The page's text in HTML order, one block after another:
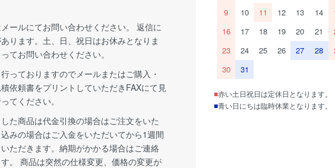
ールにてお問い合わせください。 返信に
ります。土、日、祝日はお休みとなりま
てお問い合わせください。
っておりますのでメールまたはご購入・
依頼書をプリントしていただきFAXにて見
てください。
た商品は代金引換の場合はご注文をいた
みの場合はご入金をいただいてから1週間
ただきます。納期がかかる場合はご連絡
。 商品は突然の仕様変更、価格の変更が
9
10 11 12 13 14
16
17 18 19 20 21
23
24 25 26 27 28
30
31
■赤い土日祝日は定休日となります。
■青い日にちは臨時休業となります。